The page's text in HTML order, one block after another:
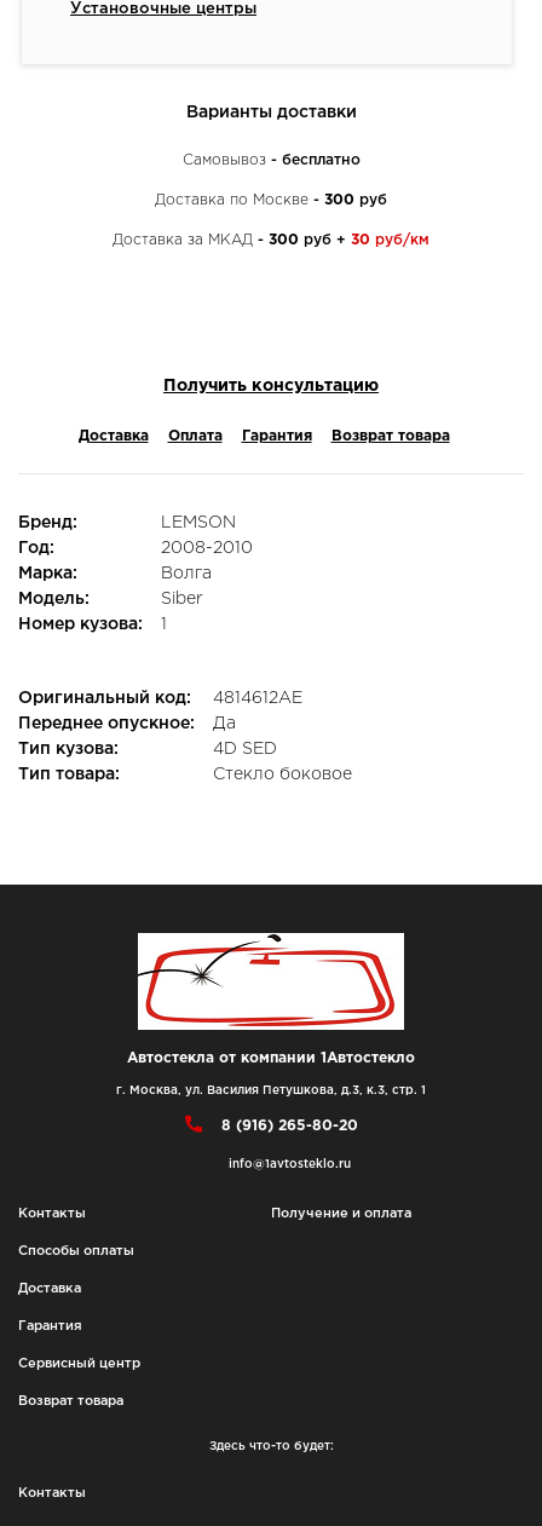
Установочные центры
Варианты доставки
Самовывоз- бесплатно
Доставка по Москве - 300 руб
Доставка за МКАД - 300 руб + 30 руб/км
Получить консультацию
Доставка Оплата Гарантия Возврат товара
Бренд:
LEMSON
Год:
2008-2010
Марка:
Волга
Модель:
Siber
Номер кузова:
1
Оригинальный код:
4814612AE
Переднее опускное:
Да
Тип кузова:
4D SED
Тип товара:
Стекло боковое
Автостекла от компании 1Автостекло
г. Москва, ул. Василия Петушкова, д.3, к.3, стр. 1
8 (916) 265-80-20
info@1avtosteklo.ru
Контакты
Способы оплаты
Доставка
Гарантия
Сервисный центр
Возврат товара
Получение и оплата
Здесь что-то будет:
Контакты